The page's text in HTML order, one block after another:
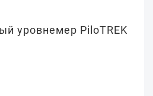
уровнемер PiloTREK